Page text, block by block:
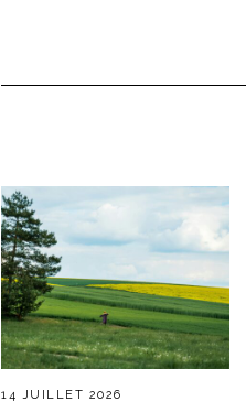
14 JUILLET 2026